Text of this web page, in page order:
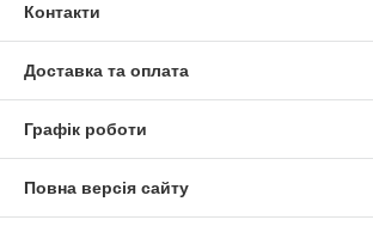
Контакти
Доставка та оплата
Графік роботи
Повна версія сайту